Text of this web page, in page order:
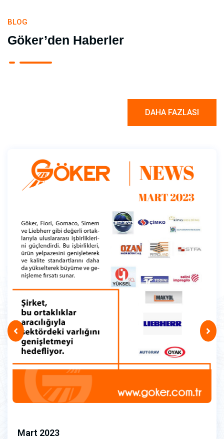
BLOG
Göker’den Haberler
DAHA FAZLASI
Mart 2023